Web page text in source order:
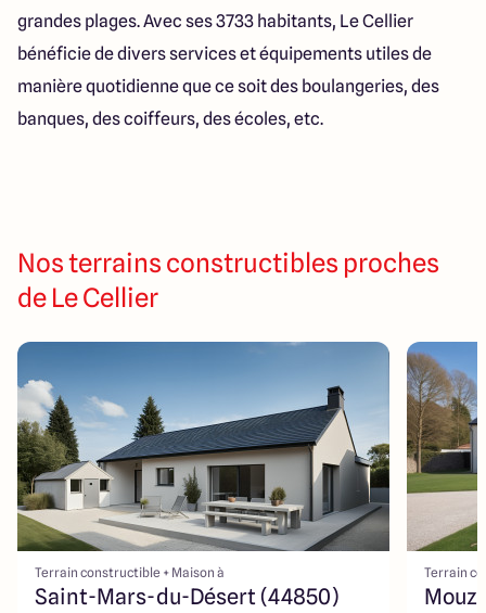
grandes plages. Avec ses 3733 habitants, Le Cellier
bénéficie de divers services et équipements utiles de
manière quotidienne que ce soit des boulangeries, des
banques, des coiffeurs, des écoles, etc.
Nos terrains constructibles proches
de Le Cellier
Terrain constructible + Maison à
Saint-Mars-du-Désert (44850)
Terrain